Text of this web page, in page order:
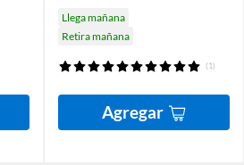
Llega mañana
Retira mañana
(1)
Agregar